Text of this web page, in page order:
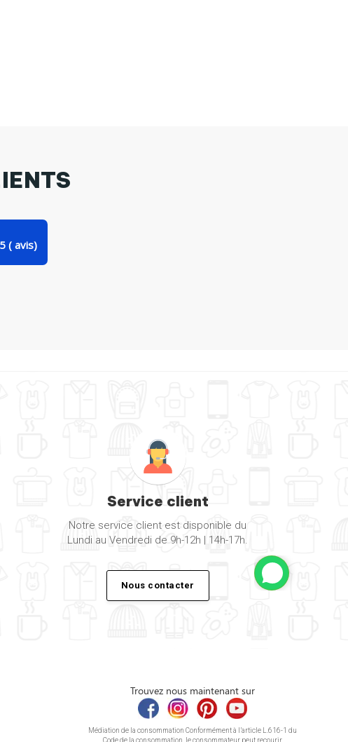
5 (avis)
Service client
Notre service client est disponible du
Lundi au Vendredi de 9h-12h | 14h-17h.
Nous contacter
Trouvez nous maintenant sur
Médiation de la consommation Conformément à l’article L.616-1 du
Code de la consommation, le consommateur peut recourir